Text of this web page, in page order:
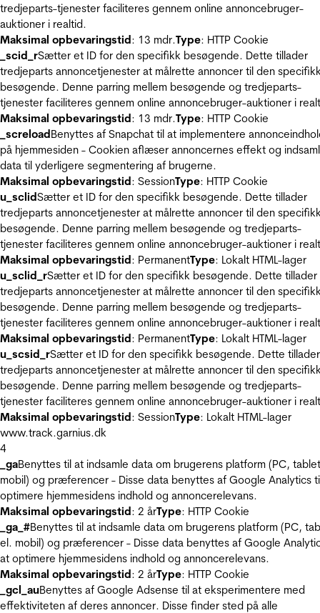
tredjeparts-tjenester faciliteres gennem online annoncebruger-
auktioner i realtid.
Maksimal opbevaringstid: 13 mdr.Type: HTTP Cookie
_scid_rSætter et ID for den specifikk besøgende. Dette tillader
tredjeparts annoncetjenester at målrette annoncer til den
besøgende. Denne parring mellem besøgende og tredjeparts-
tjenester faciliteres gennem online annoncebruger-auktioner i
Maksimal opbevaringstid: 13 mdr.Type: HTTP Cookie
_screloadBenyttes af Snapchat til at implementere
på hjemmesiden - Cookien aflæser annoncernes effekt og
data til yderligere segmentering af brugerne.
Maksimal opbevaringstid: SessionType: HTTP Cookie
u_sclidSætter et ID for den specifikk besøgende. Dette tillader
tredjeparts annoncetjenester at målrette annoncer til den
besøgende. Denne parring mellem besøgende og tredjeparts-
tjenester faciliteres gennem online annoncebruger-auktioner i
Maksimal opbevaringstid: PermanentType: Lokalt HTML-lager
u_sclid_rSætter et ID for den specifikk besøgende. Dette tillader
tredjeparts annoncetjenester at målrette annoncer til den
besøgende. Denne parring mellem besøgende og tredjeparts-
tjenester faciliteres gennem online annoncebruger-auktioner i
Maksimal opbevaringstid: PermanentType: Lokalt HTML-lager
u_scsid_rSætter et ID for den specifikk besøgende. Dette tillader
tredjeparts annoncetjenester at målrette annoncer til den
besøgende. Denne parring mellem besøgende og tredjeparts-
tjenester faciliteres gennem online annoncebruger-auktioner i
Maksimal opbevaringstid: SessionType: Lokalt HTML-lager
www.track.garnius.dk
4
_gaBenyttes til at indsamle data om brugerens platform (PC,
mobil) og præferencer - Disse data benyttes af Google Analytics
optimere hjemmesidens indhold og annoncerelevans.
Maksimal opbevaringstid: 2 årType: HTTP Cookie
_ga_#Benyttes til at indsamle data om brugerens platform (PC,
el. mobil) og præferencer - Disse data benyttes af Google
at optimere hjemmesidens indhold og annoncerelevans.
Maksimal opbevaringstid: 2 årType: HTTP Cookie
_gcl_auBenyttes af Google Adsense til at eksperimentere med
effektiviteten af deres annoncer. Disse finder sted på alle